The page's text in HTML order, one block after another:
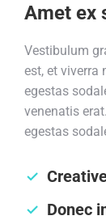
Amet ex
Vestibulum
est, et viverra
egestas
venenatis
egestas
Donec